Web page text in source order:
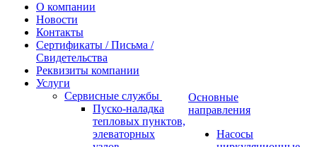
О компании
Новости
Контакты
Сертификаты / Письма /
Свидетельства
Реквизиты компании
Услуги
Сервисные службы
Пуско-наладка
тепловых пунктов,
элеваторных
Основные
направления
Насосы